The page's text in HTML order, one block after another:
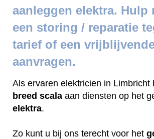
aanleggen elektra. Hulp
een storing / reparatie
tarief of een
aanvragen.
Als ervaren elektricien in Limbricht
breed scala aan diensten op het
elektra.
Zo kunt u bij ons terecht voor het